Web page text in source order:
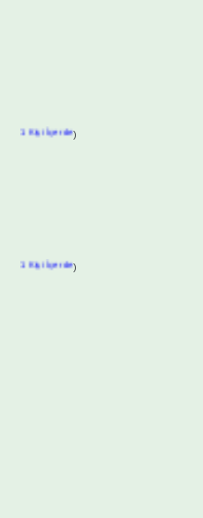
1 Kişi İçerde )
1 Kişi İçerde )